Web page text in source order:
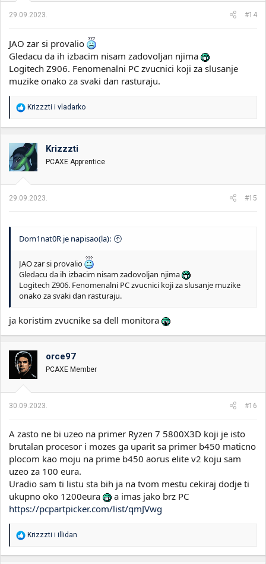
:
29.09.2023. #14
JAO zar si provalio
Gledacu da ih izbacim nisam zadovoljan njima
Logitech Z906. Fenomenalni PC zvucnici koji za slusanje
muzike onako za svaki dan rasturaju.
R
a
o
v
a
n
:
Krizzzti i vladarko
Krizzzti
PCAXE Apprentice
29.09.2023. #15
Dom1nat0R je napisao(la):
JAO zar si provalio
Gledacu da ih izbacim nisam zadovoljan njima
Logitech Z906. Fenomenalni PC zvucnici koji za slusanje muzike
onako za svaki dan rasturaju.
ja koristim zvucnike sa dell monitora
orce97
PCAXE Member
30.09.2023. #16
A zasto ne bi uzeo na primer Ryzen 7 5800X3D koji je isto
brutalan procesor i mozes ga uparit sa primer b450 maticno
plocom kao moju na prime b450 aorus elite v2 koju sam
uzeo za 100 eura.
Uradio sam ti listu sta bih ja na tvom mestu cekiraj dodje ti
ukupno oko 1200eura
a imas jako brz PC
https://pcpartpicker.com/list/qmJVwg
R
a
Krizzzti i illidan